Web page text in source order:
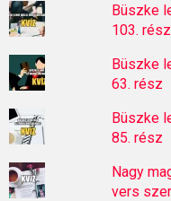
Büszke
103. rész
Büszke
63. rész
Büszke
85. rész
Nagy
vers